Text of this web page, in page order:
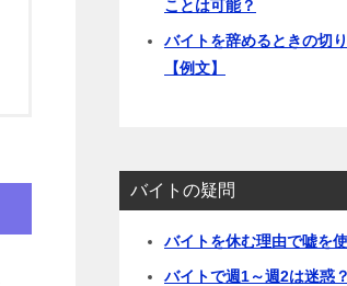
ことは可能？
バイトを辞めるときの切
【例文】
バイトの疑問
バイトを休む理由で嘘を
バイトで週1～週2は迷惑？